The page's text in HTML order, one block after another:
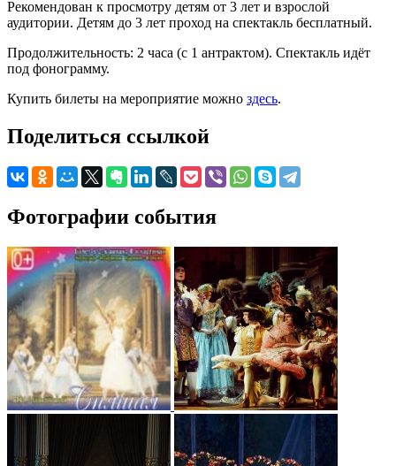
Рекомендован к просмотру детям от 3 лет и взрослой
аудитории. Детям до 3 лет проход на спектакль бесплатный.
Продолжительность: 2 часа (с 1 антрактом). Спектакль идёт
под фонограмму.
Купить билеты на мероприятие можно здесь.
Поделиться ссылкой
Фотографии события